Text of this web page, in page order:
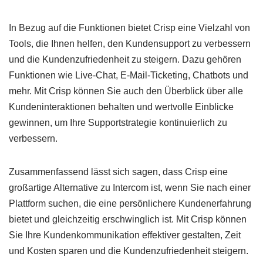
In Bezug auf die Funktionen bietet Crisp eine Vielzahl von
Tools, die Ihnen helfen, den Kundensupport zu verbessern
und die Kundenzufriedenheit zu steigern. Dazu gehören
Funktionen wie Live-Chat, E-Mail-Ticketing, Chatbots und
mehr. Mit Crisp können Sie auch den Überblick über alle
Kundeninteraktionen behalten und wertvolle Einblicke
gewinnen, um Ihre Supportstrategie kontinuierlich zu
verbessern.
Zusammenfassend lässt sich sagen, dass Crisp eine
großartige Alternative zu Intercom ist, wenn Sie nach einer
Plattform suchen, die eine persönlichere Kundenerfahrung
bietet und gleichzeitig erschwinglich ist. Mit Crisp können
Sie Ihre Kundenkommunikation effektiver gestalten, Zeit
und Kosten sparen und die Kundenzufriedenheit steigern.